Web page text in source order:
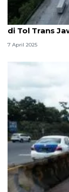
Oneway
di Tol Trans
7 April 2025